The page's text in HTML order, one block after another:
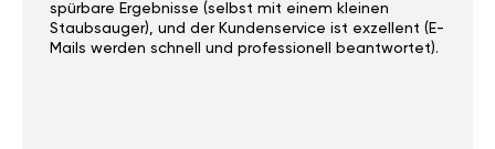
spürbare Ergebnisse (selbst mit einem kleinen
Staubsauger), und der Kundenservice ist exzellent (E-
Mails werden schnell und professionell beantwortet).